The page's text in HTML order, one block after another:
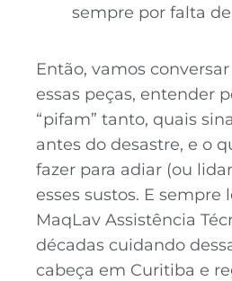
sempre por falta
Então, vamos
essas peças, entender
“pifam” tanto, quais
antes do desastre, e o
fazer para adiar (ou
esses sustos. E sempre
MaqLav Assistência
décadas cuidando
cabeça em Curitiba e